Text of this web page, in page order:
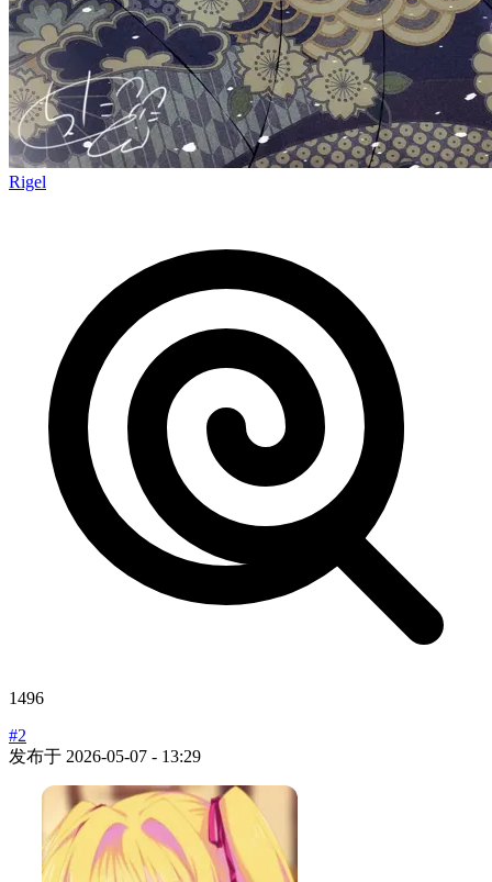
Rigel
1496
#2
发布于 2026-05-07 - 13:29